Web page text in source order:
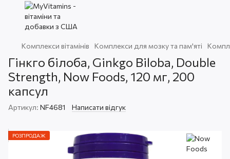
Комплекси вітамінів Комплекси для мозку та пам'яті
Гінкго білоба, Ginkgo Biloba, Double
Strength, Now Foods, 120 мг, 200
капсул
Артикул: NF4681 Написати відгук
РОЗПРОДАЖ